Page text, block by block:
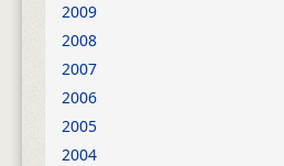
2009
2008
2007
2006
2005
2004